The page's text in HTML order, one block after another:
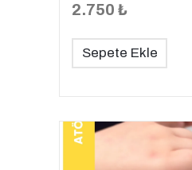
2.750 ₺
Sepete Ekle